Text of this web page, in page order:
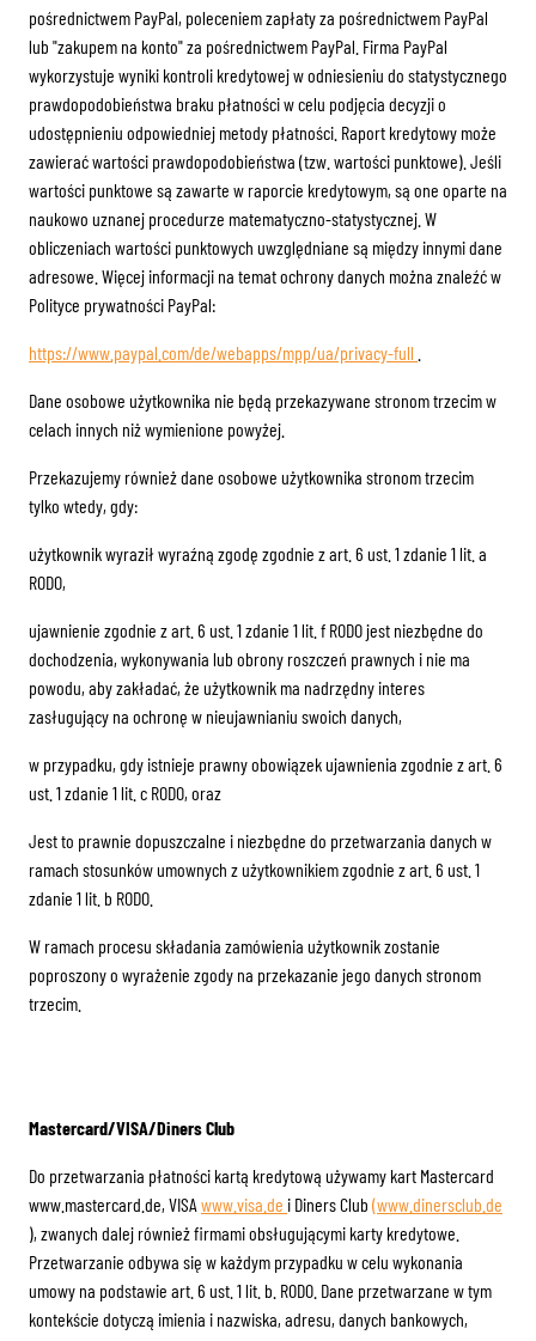
pośrednictwem PayPal, poleceniem zapłaty za pośrednictwem PayPal
lub "zakupem na konto" za pośrednictwem PayPal. Firma PayPal
wykorzystuje wyniki kontroli kredytowej w odniesieniu do statystycznego
prawdopodobieństwa braku płatności w celu podjęcia decyzji o
udostępnieniu odpowiedniej metody płatności. Raport kredytowy może
zawierać wartości prawdopodobieństwa (tzw. wartości punktowe). Jeśli
wartości punktowe są zawarte w raporcie kredytowym, są one oparte na
naukowo uznanej procedurze matematyczno-statystycznej. W
obliczeniach wartości punktowych uwzględniane są między innymi dane
adresowe. Więcej informacji na temat ochrony danych można znaleźć w
Polityce prywatności PayPal:
https://www.paypal.com/de/webapps/mpp/ua/privacy-full
Dane osobowe użytkownika nie będą przekazywane stronom trzecim w
celach innych niż wymienione powyżej.
Przekazujemy również dane osobowe użytkownika stronom trzecim
tylko wtedy, gdy:
użytkownik wyraził wyraźną zgodę zgodnie z art. 6 ust. 1 zdanie 1 lit. a
RODO,
ujawnienie zgodnie z art. 6 ust. 1 zdanie 1 lit. f RODO jest niezbędne do
dochodzenia, wykonywania lub obrony roszczeń prawnych i nie ma
powodu, aby zakładać, że użytkownik ma nadrzędny interes
zasługujący na ochronę w nieujawnianiu swoich danych,
w przypadku, gdy istnieje prawny obowiązek ujawnienia zgodnie z art. 6
ust. 1 zdanie 1 lit. c RODO, oraz
Jest to prawnie dopuszczalne i niezbędne do przetwarzania danych w
ramach stosunków umownych z użytkownikiem zgodnie z art. 6 ust. 1
zdanie 1 lit. b RODO.
W ramach procesu składania zamówienia użytkownik zostanie
poproszony o wyrażenie zgody na przekazanie jego danych stronom
trzecim.
Mastercard/VISA/Diners Club
Do przetwarzania płatności kartą kredytową używamy kart Mastercard
www.mastercard.de, VISA www.visa.de i Diners Club (www.dinersclub.de
), zwanych dalej również firmami obsługującymi karty kredytowe.
Przetwarzanie odbywa się w każdym przypadku w celu wykonania
umowy na podstawie art. 6 ust. 1 lit. b. RODO. Dane przetwarzane w tym
kontekście dotyczą imienia i nazwiska, adresu, danych bankowych,